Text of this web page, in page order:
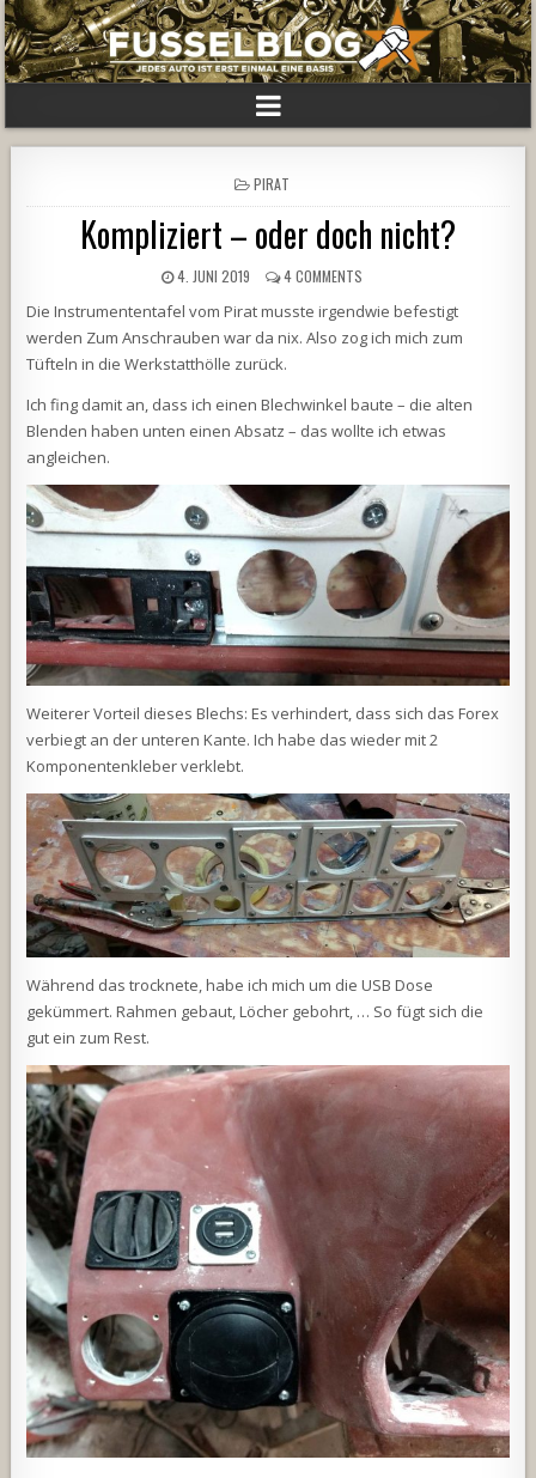
POSTED
IN
PIRAT
Kompliziert – oder doch nicht?
4. JUNI 2019 4 COMMENTS
Die Instrumententafel vom Pirat musste irgendwie befestigt
werden Zum Anschrauben war da nix. Also zog ich mich zum
Tüfteln in die Werkstatthölle zurück.
Ich fing damit an, dass ich einen Blechwinkel baute – die alten
Blenden haben unten einen Absatz – das wollte ich etwas
angleichen.
Weiterer Vorteil dieses Blechs: Es verhindert, dass sich das Forex
verbiegt an der unteren Kante. Ich habe das wieder mit 2
Komponentenkleber verklebt.
Während das trocknete, habe ich mich um die USB Dose
gekümmert. Rahmen gebaut, Löcher gebohrt, … So fügt sich die
gut ein zum Rest.